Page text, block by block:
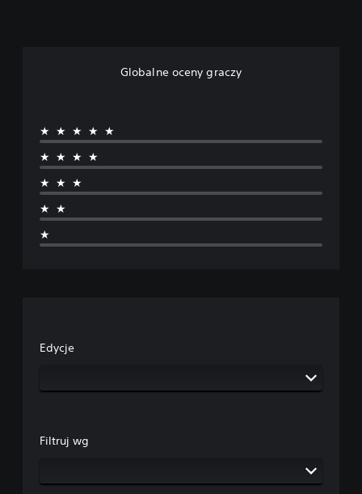
Globalne oceny graczy
★★★★★
★★★★
★★★
★★
★
Edycje
Filtruj wg